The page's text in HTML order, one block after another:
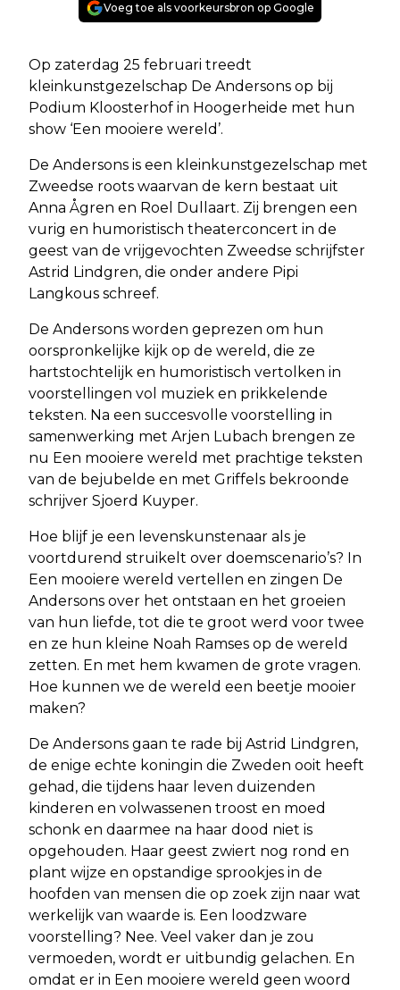
Voeg toe als voorkeursbron op Google
Op zaterdag 25 februari treedt
kleinkunstgezelschap De Andersons op bij
Podium Kloosterhof in Hoogerheide met hun
show ‘Een mooiere wereld’.
De Andersons is een kleinkunstgezelschap met
Zweedse roots waarvan de kern bestaat uit
Anna Ågren en Roel Dullaart. Zij brengen een
vurig en humoristisch theaterconcert in de
geest van de vrijgevochten Zweedse schrijfster
Astrid Lindgren, die onder andere Pipi
Langkous schreef.
De Andersons worden geprezen om hun
oorspronkelijke kijk op de wereld, die ze
hartstochtelijk en humoristisch vertolken in
voorstellingen vol muziek en prikkelende
teksten. Na een succesvolle voorstelling in
samenwerking met Arjen Lubach brengen ze
nu Een mooiere wereld met prachtige teksten
van de bejubelde en met Griffels bekroonde
schrijver Sjoerd Kuyper.
Hoe blijf je een levenskunstenaar als je
voortdurend struikelt over doemscenario’s? In
Een mooiere wereld vertellen en zingen De
Andersons over het ontstaan en het groeien
van hun liefde, tot die te groot werd voor twee
en ze hun kleine Noah Ramses op de wereld
zetten. En met hem kwamen de grote vragen.
Hoe kunnen we de wereld een beetje mooier
maken?
De Andersons gaan te rade bij Astrid Lindgren,
de enige echte koningin die Zweden ooit heeft
gehad, die tijdens haar leven duizenden
kinderen en volwassenen troost en moed
schonk en daarmee na haar dood niet is
opgehouden. Haar geest zwiert nog rond en
plant wijze en opstandige sprookjes in de
hoofden van mensen die op zoek zijn naar wat
werkelijk van waarde is. Een loodzware
voorstelling? Nee. Veel vaker dan je zou
vermoeden, wordt er uitbundig gelachen. En
omdat er in Een mooiere wereld geen woord